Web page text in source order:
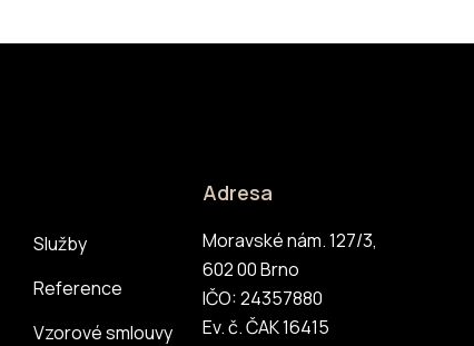
Služby
Reference
Vzorové smlouvy
Adresa
Moravské nám. 127/3,
602 00 Brno
IČO: 24357880
Ev. č. ČAK 16415